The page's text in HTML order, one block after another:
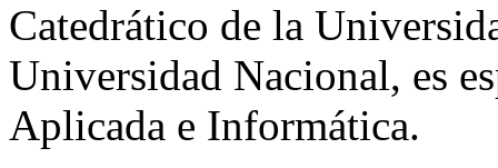
Catedrático de la
Universidad Nacional, es
Aplicada e Informática.